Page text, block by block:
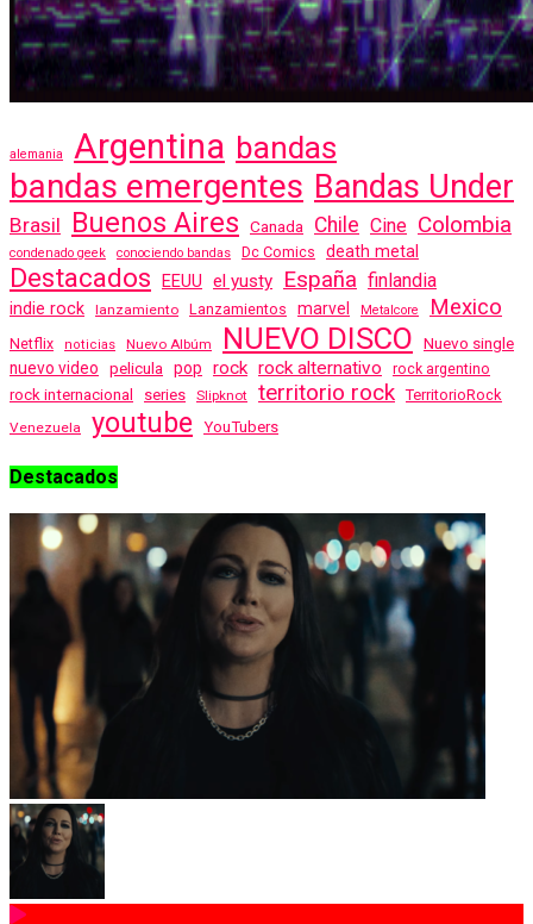
alemania Argentina bandas
bandas emergentes Bandas Under
Brasil Buenos Aires Canada Chile Cine Colombia
condenado geek conociendo bandas Dc Comics death metal
Destacados EEUU el yusty España finlandia
indie rock lanzamiento Lanzamientos marvel Metalcore Mexico
Netflix noticias Nuevo Albúm NUEVO DISCO
Nuevo single
nuevo video
pelicula pop rock rock alternativo rock argentino
rock internacional series Slipknot territorio rock TerritorioRock
Venezuela youtube YouTubers
Destacados